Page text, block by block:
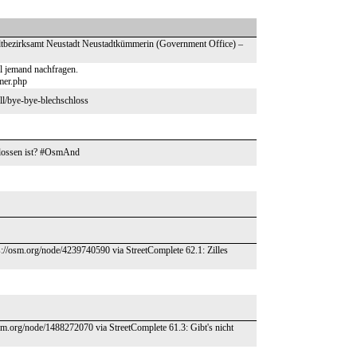
Neustadt Neustadtkümmerin (Government Office) –
nachfragen.
bye-bye-blechschloss
ist? #OsmAnd
node/4239740590 via StreetComplete 62.1: Zilles
node/1488272070 via StreetComplete 61.3: Gibt's nicht